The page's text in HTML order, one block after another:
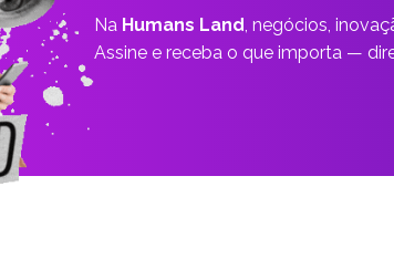
Na Humans Land, negócios,
Assine e receba o que importa —